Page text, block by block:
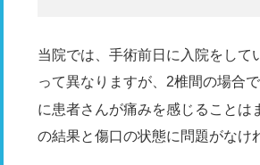
当院では、手術前日に入院をし
って異なりますが、2椎間の場合
に患者さんが痛みを感じること
の結果と傷口の状態に問題がなけ